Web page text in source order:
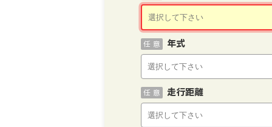
年式
任 意
走行距離
任 意